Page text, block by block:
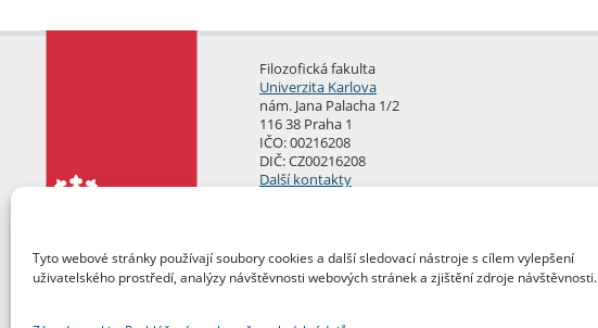
Tyto webové stránky používají soubory cookies a další sledovací nástroje s cílem vylepšení
uživatelského prostředí, analýzy návštěvnosti webových stránek a zjištění zdroje návštěvnosti.
Filozofická fakulta
Univerzita Karlova
nám. Jana Palacha 1/2
116 38 Praha 1
IČO: 00216208
DIČ: CZ00216208
Další kontakty